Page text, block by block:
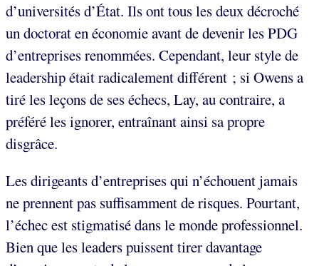
d’universités d’État. Ils ont tous les deux décroché
un doctorat en économie avant de devenir les PDG
d’entreprises renommées. Cependant, leur style de
leadership était radicalement différent ; si Owens a
tiré les leçons de ses échecs, Lay, au contraire, a
préféré les ignorer, entraînant ainsi sa propre
disgrâce.
Les dirigeants d’entreprises qui n’échouent jamais
ne prennent pas suffisamment de risques. Pourtant,
l’échec est stigmatisé dans le monde professionnel.
Bien que les leaders puissent tirer davantage